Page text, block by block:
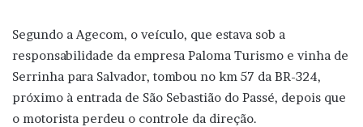
Segundo a Agecom, o veículo, que estava sob a
responsabilidade da empresa Paloma Turismo e vinha de
Serrinha para Salvador, tombou no km 57 da BR-324,
próximo à entrada de São Sebastião do Passé, depois que
o motorista perdeu o controle da direção.